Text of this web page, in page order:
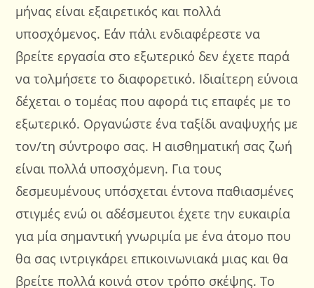
μήνας είναι εξαιρετικός και πολλά
υποσχόμενος. Εάν πάλι ενδιαφέρεστε να
βρείτε εργασία στο εξωτερικό δεν έχετε παρά
να τολμήσετε το διαφορετικό. Ιδιαίτερη εύνοια
δέχεται ο τομέας που αφορά τις επαφές με το
εξωτερικό. Οργανώστε ένα ταξίδι αναψυχής με
τον/τη σύντροφο σας. Η αισθηματική σας ζωή
είναι πολλά υποσχόμενη. Για τους
δεσμευμένους υπόσχεται έντονα παθιασμένες
στιγμές ενώ οι αδέσμευτοι έχετε την ευκαιρία
για μία σημαντική γνωριμία με ένα άτομο που
θα σας ιντριγκάρει επικοινωνιακά μιας και θα
βρείτε πολλά κοινά στον τρόπο σκέψης. Το